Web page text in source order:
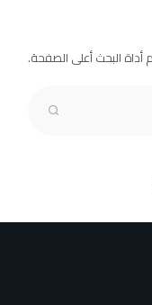
أداة البحث أعلى الصفحة.